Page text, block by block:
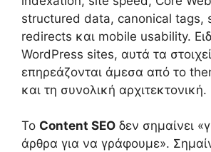
structured data, canonical tags,
redirects και mobile usability.
WordPress sites, αυτά τα
επηρεάζονται άμεσα από το
και τη συνολική αρχιτεκτονική.
Το Content SEO δεν σημαίνει
άρθρα για να γράφουμε».